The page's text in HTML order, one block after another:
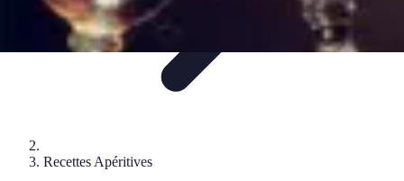
Recettes Apéritives